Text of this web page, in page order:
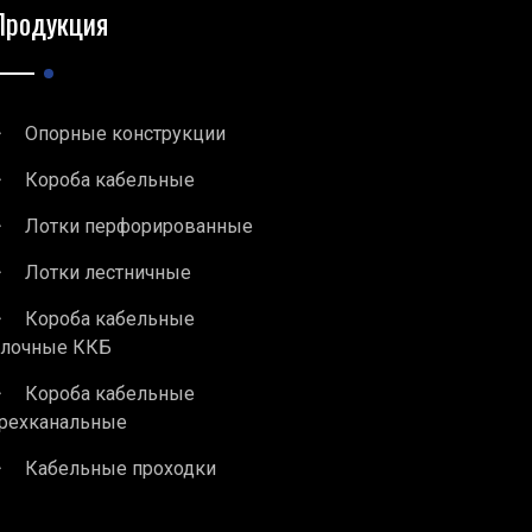
Опорные конструкции
Короба кабельные
Лотки перфорированные
Лотки лестничные
Короба кабельные
ККБ
Короба кабельные
Кабельные проходки